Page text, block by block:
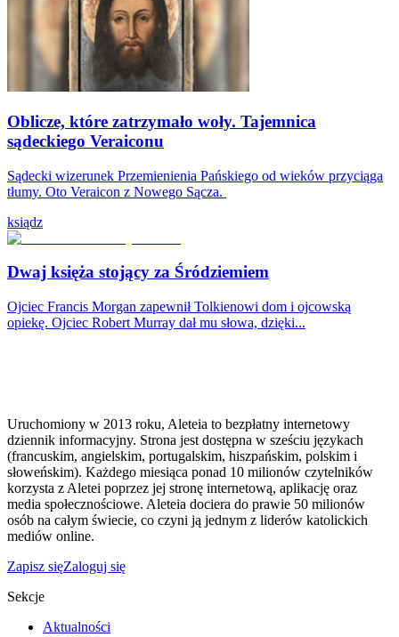
Oblicze, które zatrzymało woły. Tajemnica
sądeckiego Veraiconu
Sądecki wizerunek Przemienienia Pańskiego od wieków przyciąga
tłumy. Oto Veraicon z Nowego Sącza.
ksiądz
Dwaj księża stojący za Śródziemiem
Ojciec Francis Morgan zapewnił Tolkienowi dom i ojcowską
opiekę. Ojciec Robert Murray dał mu słowa, dzięki...
Uruchomiony w 2013 roku, Aleteia to bezpłatny internetowy
dziennik informacyjny. Strona jest dostępna w sześciu językach
(francuskim, angielskim, portugalskim, hiszpańskim, polskim i
słoweńskim). Każdego miesiąca ponad 10 milionów czytelników
korzysta z Aletei poprzez jej stronę internetową, aplikację oraz
media społecznościowe. Aleteia dociera do prawie 50 milionów
osób na całym świecie, co czyni ją jednym z liderów katolickich
mediów online.
Zapisz sięZaloguj się
Sekcje
Aktualności